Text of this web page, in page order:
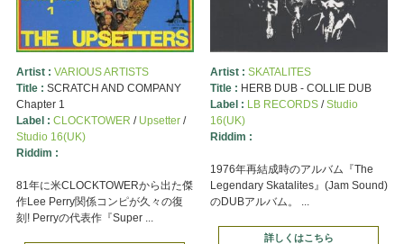
Artist : VARIOUS ARTISTS
Title : SCRATCH AND COMPANY
Chapter 1
Label : CLOCKTOWER / Upsetter/
Studio 16(UK)
Riddim :
81年に米CLOCKTOWERから出た傑
作Lee Perry関係コンピが久々の復
刻! Perryの代表作『Super ...
Artist : SKATALITES
Title : HERB DUB - COLLIE DUB
Label : LB RECORDS/Studio
16(UK)
Riddim :
1976年再結成時のアルバム『The
Legendary Skatalites』(Jam Sound)
のDUBアルバム。 ...
詳しくはこちら